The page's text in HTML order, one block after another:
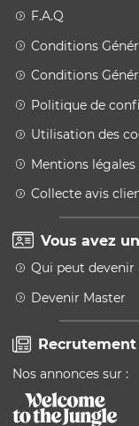
F.A.Q
Conditions
Conditions
Politique de
Utilisation des
Mentions légales
Collecte avis
Vous avez
Qui peut devenir
Devenir Master
Recrutement
Nos annonces sur :